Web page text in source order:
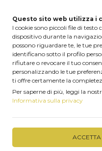
Questo sito web utilizza i
I cookie sono piccoli file di
dispositivo durante la
possono riguardare te, le tue
identificano sotto il profilo
rifiutare o revocare il tuo
personalizzando le tue
ti offre certamente la
Per saperne di più, leggi la
Informativa sulla privacy
Home Marchi trattati
Wierer
Tegole in